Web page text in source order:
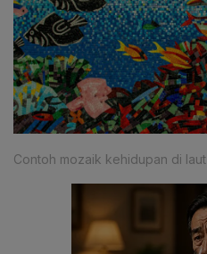
Contoh mozaik kehidupan di laut